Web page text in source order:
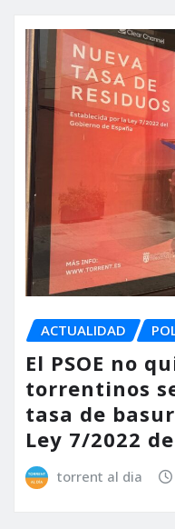
ACTUALIDAD
El PSOE no
torrentinos
tasa de
Ley 7/2022
torrent al dia